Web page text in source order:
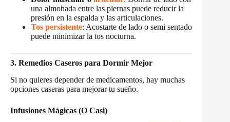
una almohada entre las piernas puede reducir la
presión en la espalda y las articulaciones.
Tos persistente: Acostarte de lado o semi sentado
puede minimizar la tos nocturna.
3. Remedios Caseros para Dormir Mejor
Si no quieres depender de medicamentos, hay muchas
opciones caseras para mejorar tu sueño.
Infusiones Mágicas (O Casi)